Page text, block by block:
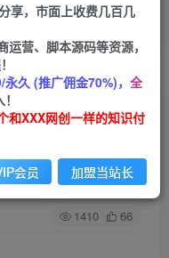
APP下载
GO
赔付玩法，一单利
关注 私信
1410 66
享，市面上收费几百几
营、脚本源码等资源，
久 (推广佣金70%)， 全
和XXX网创一样的知识付
会员 加盟当站长